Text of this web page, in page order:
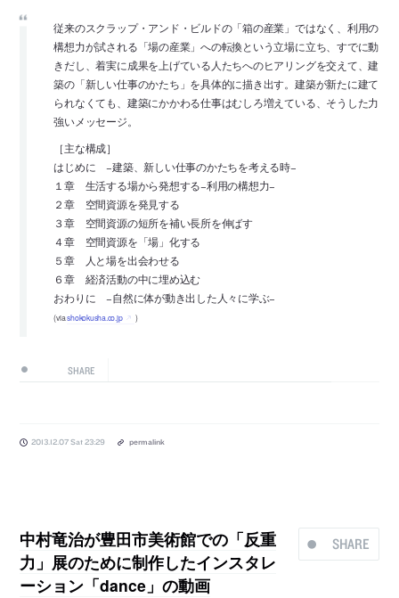
従来のスクラップ・アンド・ビルドの「箱の産業」ではなく、利用の
構想力が試される「場の産業」への転換という立場に立ち、すでに動
きだし、着実に成果を上げている人たちへのヒアリングを交えて、建
築の「新しい仕事のかたち」を具体的に描き出す。建築が新たに建て
られなくても、建築にかかわる仕事はむしろ増えている、そうした力
強いメッセージ。
［主な構成］
はじめに −建築、新しい仕事のかたちを考える時−
１章 生活する場から発想する−利用の構想力−
２章 空間資源を発見する
３章 空間資源の短所を補い長所を伸ばす
４章 空間資源を「場」化する
５章 人と場を出会わせる
６章 経済活動の中に埋め込む
おわりに −自然に体が動き出した人々に学ぶ−
(viashokokusha.co.jp )
SHARE
2013.12.07 Sat 23:29 permalink
SHARE
中村竜治が豊田市美術館での「反重
力」展のために制作したインスタレ
ーション「dance」の動画